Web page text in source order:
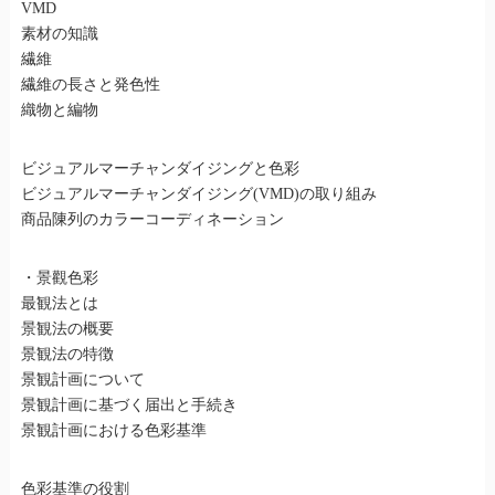
VMD
素材の知識
繊維
繊維の長さと発色性
織物と編物
ビジュアルマーチャンダイジングと色彩
ビジュアルマーチャンダイジング(VMD)の取り組み
商品陳列のカラーコーディネーション
・景觀色彩
最観法とは
景観法の概要
景観法の特徴
景観計画について
景観計画に基づく届出と手続き
景観計画における色彩基準
色彩基準の役割